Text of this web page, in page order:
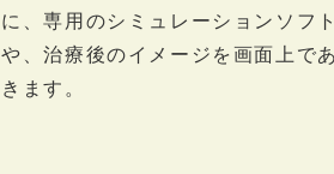
に、専用のシミュレーションソフ
や、治療後のイメージを画面上で
きます。